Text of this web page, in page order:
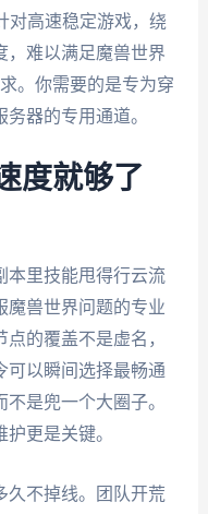
对高速稳定游戏，绕
，难以满足魔兽世界
。你需要的是专为穿
器的专用通道。
度就够了
本里技能甩得行云流
魔兽世界问题的专业
的覆盖不是虚名，
可以瞬间选择最畅通
是兜一个大圈子。
更是关键。
久不掉线。团队开荒